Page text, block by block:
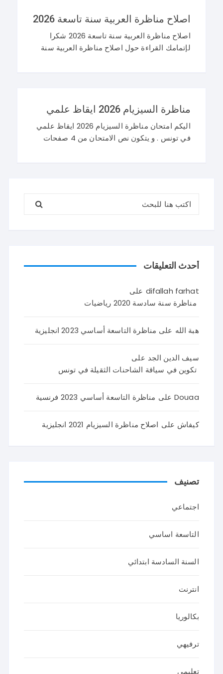
اصلاح مناظرة العربية سنة تاسعة 2026
اصلاح مناظرة العربية سنة تاسعة 2026 شكرا
لإتمامك القراءة حول اصلاح مناظرة العربية سنة
مناظرة السيزيام 2026 ايقاظ علمي
اليكم امتحان مناظرة السيزيام 2026 ايقاظ علمي
في تونس . و يتكون نص الامتحان من 4 صفحات
البحث عن:
أحدث التعليقات
difallah farhat على
مناظرة سنة سادسة 2020 رياضيات
هبة الله على مناظرة التاسعة أساسي 2023 انجليزية
سيف الدين الجد على
تكوين في سياقة الشاحنات الثقيلة في تونس
Douaa على مناظرة التاسعة أساسي 2023 فرنسية
كيفاش على اصلاح مناظرة السيزيام 2021 انجليزية
تصنيف
اجتماعي
التاسعة اساسي
السنة السادسة ابتدائي
انترنت
بكالوريا
ترفيهي
تعليمي